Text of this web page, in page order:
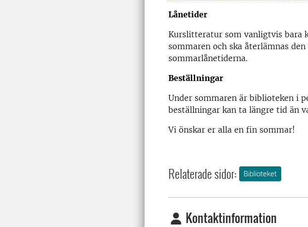
Lånetider
Kurslitteratur som vanligtvis bara
sommaren och ska återlämnas
sommarlånetiderna.
Beställningar
Under sommaren är biblioteken i
beställningar kan ta längre tid än
Vi önskar er alla en fin sommar!
Relaterade sidor: Biblioteket
Kontaktinformation